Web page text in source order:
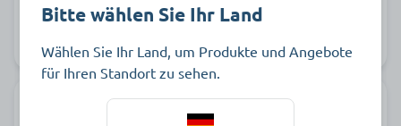
371506
326555
Bitte wählen Sie Ihr Land
Wählen Sie Ihr Land, um Produkte und Angebote
für Ihren Standort zu sehen.